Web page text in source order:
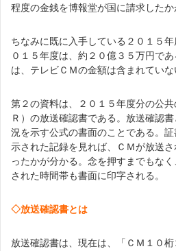
程度の金銭を博報堂が国に請求したか
ちなみに既に入手している２０１５
０１５年度は、約２０億３５万円で
は、テレビＣＭの金額は含まれていな
第２の資料は、２０１５年度分の公
Ｒ）の放送確認書である。放送確認
況を示す公式の書面のことである。
示された記録を見れば、ＣＭが放送
ったかが分かる。念を押すまでもな
された時間帯も書面に印字される。
◇放送確認書とは
放送確認書は、現在は、「ＣＭ１０